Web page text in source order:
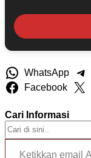
WhatsApp
Facebook
Cari Informasi
Ketikkan email Anda...